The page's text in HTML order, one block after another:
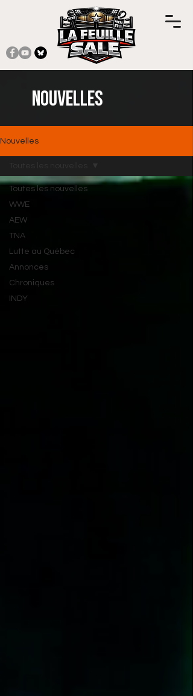
Nouvelles
Nouvelles
Toutes les nouvelles
WWE
AEW
TNA
Lutte au Québec
Annonces
Chroniques
INDY